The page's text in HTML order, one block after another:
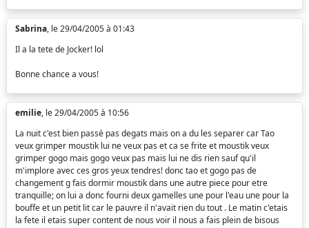
Sabrina, le 29/04/2005 à 01:43
Il a la tete de Jocker! lol
Bonne chance a vous!
emilie, le 29/04/2005 à 10:56
La nuit c'est bien passé pas degats mais on a du les separer car Tao
veux grimper moustik lui ne veux pas et ca se frite et moustik veux
grimper gogo mais gogo veux pas mais lui ne dis rien sauf qu'il
m'implore avec ces gros yeux tendres! donc tao et gogo pas de
changement g fais dormir moustik dans une autre piece pour etre
tranquille; on lui a donc fourni deux gamelles une pour l'eau une pour la
bouffe et un petit lit car le pauvre il n'avait rien du tout . Le matin c'etais
la fete il etais super content de nous voir il nous a fais plein de bisous